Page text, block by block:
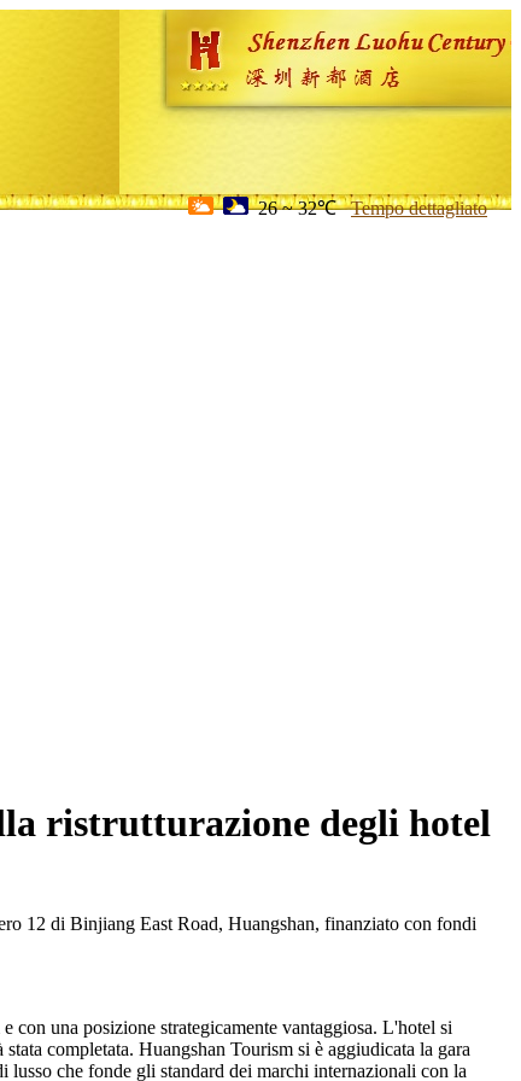
26 ~ 32℃ Tempo dettagliato
ristrutturazione degli hotel
12 di Binjiang East Road, Huangshan, finanziato con fondi
una posizione strategicamente vantaggiosa. L'hotel si
completata. Huangshan Tourism si è aggiudicata la gara
che fonde gli standard dei marchi internazionali con la